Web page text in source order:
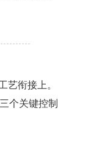
衔接上。
个关键控制